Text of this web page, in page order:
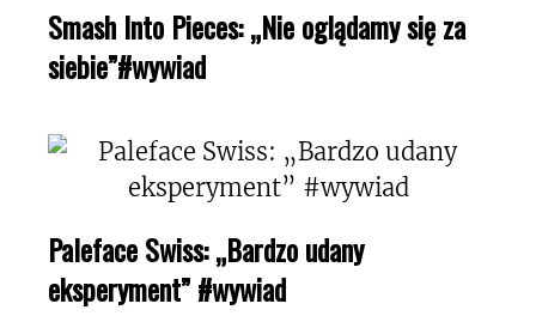
Smash Into Pieces: „Nie oglądamy się za
siebie”#wywiad
Paleface Swiss: „Bardzo udany
eksperyment” #wywiad